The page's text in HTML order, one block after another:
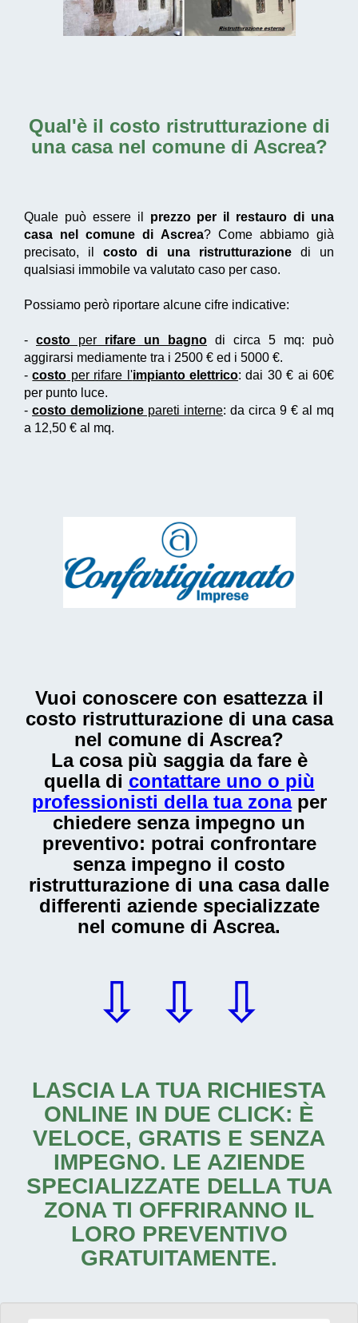
Qual'è il costo ristrutturazione di
una casa nel comune di Ascrea?
Quale può essere il prezzo per il restauro di una
casa nel comune di Ascrea? Come abbiamo già
precisato, ilcosto di una ristrutturazionedi un
qualsiasi immobile va valutato caso per caso.
Possiamo però riportare alcune cifre indicative:
- costo per rifare un bagno di circa 5 mq: può
aggirarsi mediamente tra i 2500 € ed i 5000 €.
-costo per rifare l'impianto elettrico: dai 30 € ai 60€
per punto luce.
- costo demolizione pareti interne: da circa 9 € al mq
a 12,50 € al mq.
Vuoi conoscere con esattezza il
costo ristrutturazione di una casa
nel comune di Ascrea?
La cosa più saggia da fare è
quella di contattare uno o più
professionisti della tua zonaper
chiedere senza impegno un
preventivo: potrai confrontare
senza impegno il costo
ristrutturazione di una casadalle
differenti aziende specializzate
nel comune di Ascrea.
⇩ ⇩ ⇩
LASCIA LA TUA RICHIESTA
ONLINE IN DUE CLICK: È
VELOCE, GRATIS E SENZA
IMPEGNO. LE AZIENDE
SPECIALIZZATE DELLA TUA
ZONA TI OFFRIRANNO IL
LORO PREVENTIVO
GRATUITAMENTE.